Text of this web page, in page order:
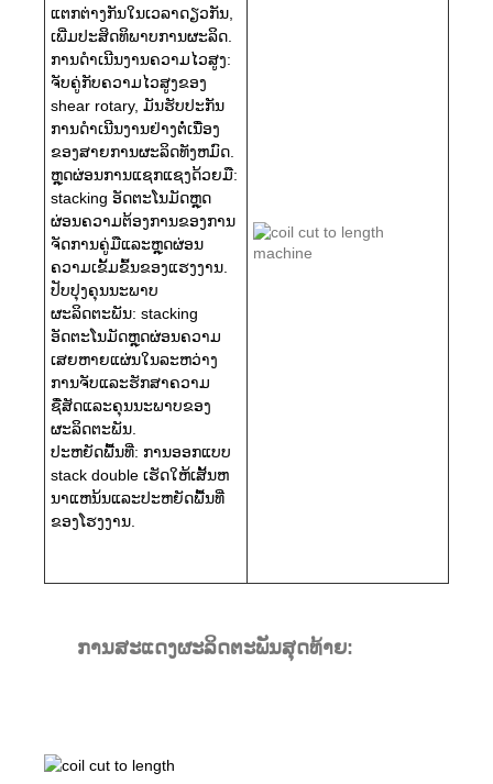
ແຕກຕ່າງກັນໃນເວລາດຽວກັນ,
ເພີ່ມປະສິດທິພາບການຜະລິດ.
ການດໍາເນີນງານຄວາມໄວສູງ:
ຈັບຄູ່ກັບຄວາມໄວສູງຂອງ
shear rotary, ມັນຮັບປະກັນ
ການດໍາເນີນງານຢ່າງຕໍ່ເນື່ອງ
ຂອງສາຍການຜະລິດທັງຫມົດ.
ຫຼຸດຜ່ອນການແຊກແຊງດ້ວຍມື:
stacking ອັດຕະໂນມັດຫຼຸດ
ຜ່ອນຄວາມຕ້ອງການຂອງການ
ຈັດການຄູ່ມືແລະຫຼຸດຜ່ອນ
ຄວາມເຂັ້ມຂົ້ນຂອງແຮງງານ.
ປັບປຸງຄຸນນະພາບ
ຜະລິດຕະພັນ: stacking
ອັດຕະໂນມັດຫຼຸດຜ່ອນຄວາມ
ເສຍຫາຍແຜ່ນໃນລະຫວ່າງ
ການຈັບແລະຮັກສາຄວາມ
ຊື່ສັດແລະຄຸນນະພາບຂອງ
ຜະລິດຕະພັນ.
ປະຫຍັດພື້ນທີ່: ການອອກແບບ
stack double ເຮັດໃຫ້ເສັ້ນຫ
ນາແຫນ້ນແລະປະຫຍັດພື້ນທີ່
ຂອງໂຮງງານ.
ການສະແດງຜະລິດຕະພັນສຸດທ້າຍ: